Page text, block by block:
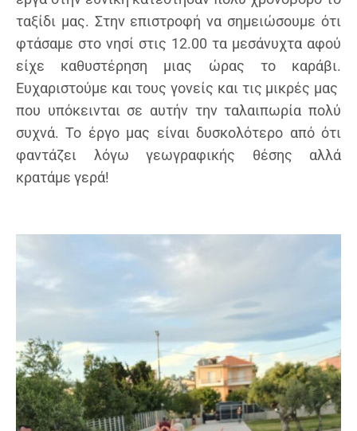
ταξίδι μας. Στην επιστροφή να σημειώσουμε ότι
φτάσαμε στο νησί στις 12.00 τα μεσάνυχτα αφού
είχε καθυστέρηση μιας ώρας το καράβι.
Ευχαριστούμε και τους γονείς και τις μικρές μας
που υπόκεινται σε αυτήν την ταλαιπωρία πολύ
συχνά. Το έργο μας είναι δυσκολότερο από ότι
φαντάζει λόγω γεωγραφικής θέσης αλλά
κρατάμε γερά!